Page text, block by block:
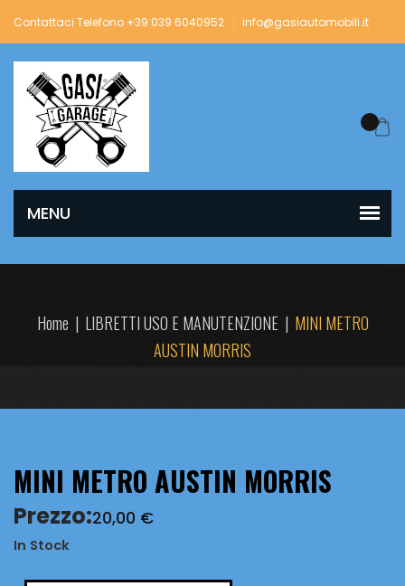
Contattaci Telefono +39 039 6040952 info@gasiautomobili.it
Home | LIBRETTI USO E MANUTENZIONE | MINI METRO
AUSTIN MORRIS
MINI METRO AUSTIN MORRIS
Prezzo:20,00 €
In Stock